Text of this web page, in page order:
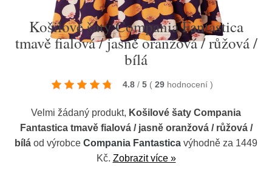
Košilové šaty Compania Fantastica
tmavě fialová / jasně oranžová / růžová /
bílá
4.8 / 5 ( 29 hodnocení )
Velmi žádaný produkt, Košilové šaty Compania
Fantastica tmavě fialová / jasně oranžová / růžová /
bílá od výrobce Compania Fantastica výhodně za 1449
Kč. Zobrazit více »